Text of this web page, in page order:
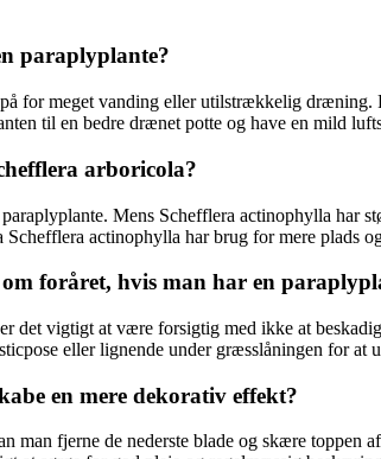
paraplyplante?
for meget vanding eller utilstrækkelig
til en bedre drænet potte og have en mild
arboricola?
Mens Schefflera actinophylla har
actinophylla har brug for mere plads
foråret, hvis man har en
det vigtigt at være forsigtig med ikke at
eller lignende under græsslåningen for at
en mere dekorativ effekt?
man fjerne de nederste blade og skære